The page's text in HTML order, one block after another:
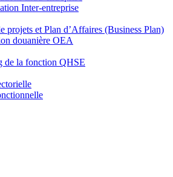
Inter-entreprise
projets et Plan d’Affaires (Business Plan)
douanière OEA
de la fonction QHSE